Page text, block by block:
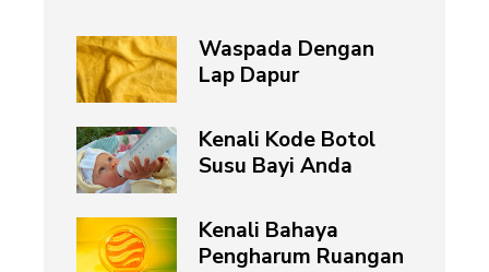
Waspada Dengan
Lap Dapur
Kenali Kode Botol
Susu Bayi Anda
Kenali Bahaya
Pengharum Ruangan